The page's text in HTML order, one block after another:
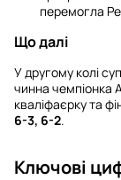
перемогла
Що далі
У другому колі
чинна чемпіонка
кваліфаєрку та
6-3, 6-2.
Ключові